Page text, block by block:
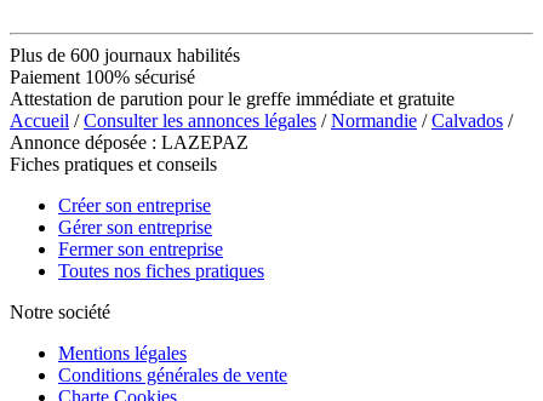
Plus de 600 journaux habilités
Paiement 100% sécurisé
Attestation de parution pour le greffe immédiate et gratuite
Accueil /Consulter les annonces légales /Normandie /Calvados /
Annonce déposée : LAZEPAZ
Fiches pratiques et conseils
Créer son entreprise
Gérer son entreprise
Fermer son entreprise
Toutes nos fiches pratiques
Notre société
Mentions légales
Conditions générales de vente
Charte Cookies